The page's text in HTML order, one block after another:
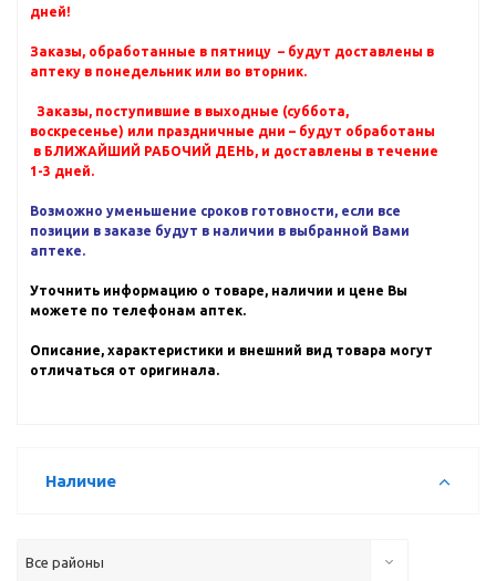
дней!
Заказы, обработанные в пятницу – будут доставлены в
аптеку в понедельник или во вторник.
Заказы, поступившие в выходные (суббота,
воскресенье) или праздничные дни – будут обработаны
в БЛИЖАЙШИЙ РАБОЧИЙ ДЕНЬ, и доставлены в течение
1-3 дней.
Возможно уменьшение сроков готовности, если все
позиции в заказе будут в наличии в выбранной Вами
аптеке.
Уточнить информацию о товаре, наличии и цене Вы
можете по телефонам аптек.
Описание, характеристики и внешний вид товара могут
отличаться от оригинала.
Наличие
Все районы